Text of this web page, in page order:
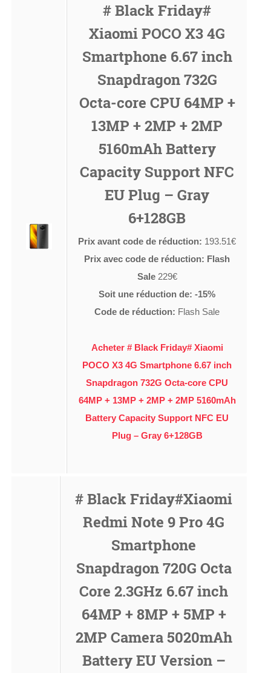
# Black Friday#
Xiaomi POCO X3 4G
Smartphone 6.67 inch
Snapdragon 732G
Octa-core CPU 64MP +
13MP + 2MP + 2MP
5160mAh Battery
Capacity Support NFC
EU Plug – Gray
6+128GB
Prix avant code de réduction: 193.51€
Prix avec code de réduction: Flash
Sale 229€
Soit une réduction de: -15%
Code de réduction: Flash Sale
Acheter # Black Friday# Xiaomi
POCO X3 4G Smartphone 6.67 inch
Snapdragon 732G Octa-core CPU
64MP + 13MP + 2MP + 2MP 5160mAh
Battery Capacity Support NFC EU
Plug – Gray 6+128GB
# Black Friday#Xiaomi
Redmi Note 9 Pro 4G
Smartphone
Snapdragon 720G Octa
Core 2.3GHz 6.67 inch
64MP + 8MP + 5MP +
2MP Camera 5020mAh
Battery EU Version –